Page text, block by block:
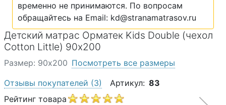
Open submenu (Мебель)
Мебель
Open submenu (Основания)
Основания
Open submenu (Детские матрасы)
Детские матрасы
Open submenu (Детские кровати)
Детские кровати
Open submenu (Шкафы)
Шкафы
временно не принимаются. По вопросам
обращайтесь на Email: kd@stranamatrasov.ru
Детский матрас Орматек Kids Double (чехол
Cotton Little) 90х200
Размер: 90х200 Посмотреть все размеры
Отзывы покупателей (3) Артикул: 83
Рейтинг товара